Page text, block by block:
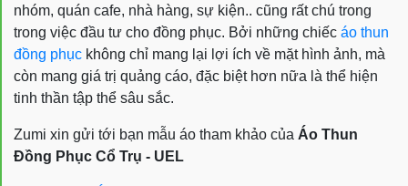
nhóm, quán cafe, nhà hàng, sự kiện.. cũng rất chú trong
trong việc đầu tư cho đồng phục. Bởi những chiếc áo thun
đồng phục không chỉ mang lại lợi ích về mặt hình ảnh, mà
còn mang giá trị quảng cáo, đặc biệt hơn nữa là thể hiện
tinh thần tập thể sâu sắc.
Zumi xin gửi tới bạn mẫu áo tham khảo của Áo Thun
Đồng Phục Cổ Trụ - UEL